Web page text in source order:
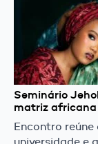
Seminário
matriz africana
Encontro